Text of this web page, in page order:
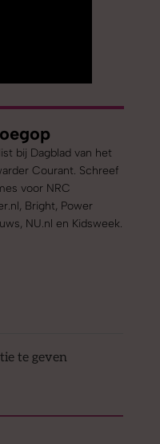
bij Dagblad van het
Courant. Schreef
voor NRC
Bright, Power
NU.nl en Kidsweek.
te geven